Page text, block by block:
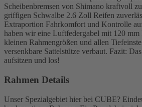
Scheibenbremsen von Shimano kraftvoll
griffigen Schwalbe 2.6 Zoll Reifen
Extraportion Fahrkomfort und Kontrolle
haben wir eine Luftfedergabel mit 120 mm
kleinen Rahmengrößen und allen
versenkbare Sattelstütze verbaut. Fazit:
aufsitzen und los!
Rahmen Details
Unser Spezialgebiet hier bei CUBE?